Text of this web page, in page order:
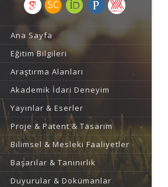
Ana Sayfa
Eğitim Bilgileri
Araştırma Alanları
Akademik İdari Deneyim
Yayınlar & Eserler
Proje & Patent & Tasarım
Bilimsel & Mesleki Faaliyetler
Başarılar & Tanınırlık
Duyurular & Dokümanlar